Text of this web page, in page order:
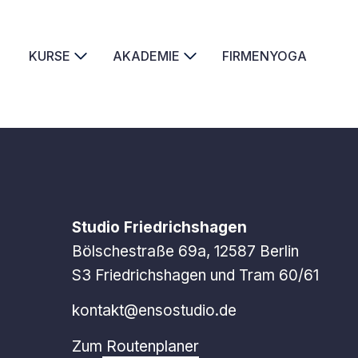
KURSE AKADEMIE FIRMENYOGA
Studio Friedrichshagen
Bölschestraße 69a, 12587 Berlin
S3 Friedrichshagen und Tram 60/61
kontakt@ensostudio.de
Zum Routenplaner